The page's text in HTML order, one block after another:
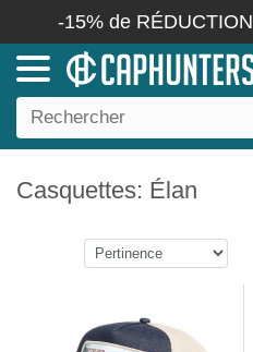
-15% de
Casquettes: Élan